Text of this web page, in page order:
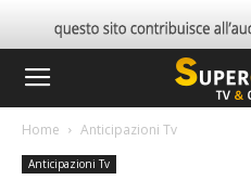
Home Anticipazioni Tv
Anticipazioni Tv